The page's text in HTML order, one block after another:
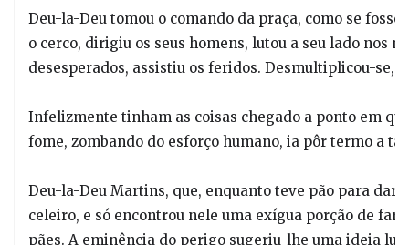
Deu-la-Deu tomou o comando da praça, como se
o cerco, dirigiu os seus homens, lutou a seu lado nos
desesperados, assistiu os feridos. Desmultiplicou-se,
Infelizmente tinham as coisas chegado a ponto em
fome, zombando do esforço humano, ia pôr termo a
Deu-la-Deu Martins, que, enquanto teve pão para
celeiro, e só encontrou nele uma exígua porção de
pães. A eminência do perigo sugeriu-lhe uma ideia